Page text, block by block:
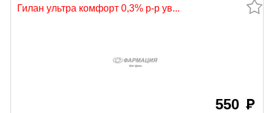
Гилан ультра комфорт 0,3% р-р ув...
550 руб